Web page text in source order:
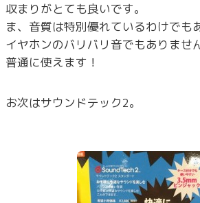
収まりがとても良いです。
ま、音質は特別優れているわけでも
イヤホンのバリバリ音でもありません
普通に使えます！
お次はサウンドテック2。